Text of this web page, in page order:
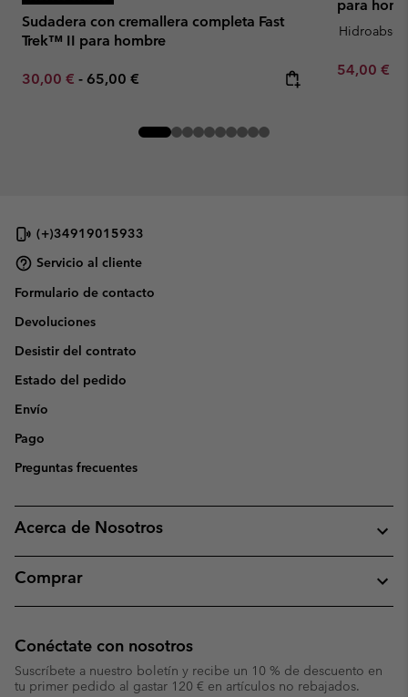
Sudadera con cremallera completa Fast
Trek™ II para hombre
Minimum sale price:
30,00 € - Maximum price:
65,00 €
para
Minimum
54,00 €
(+)34919015933
Servicio al cliente
Formulario de contacto
Devoluciones
Desistir del contrato
Estado del pedido
Envío
Pago
Preguntas frecuentes
Acerca de Nosotros
Comprar
Conéctate con nosotros
Suscríbete a nuestro boletín y recibe un 10 % de descuento en
tu primer pedido al gastar 120 € en artículos no rebajados.